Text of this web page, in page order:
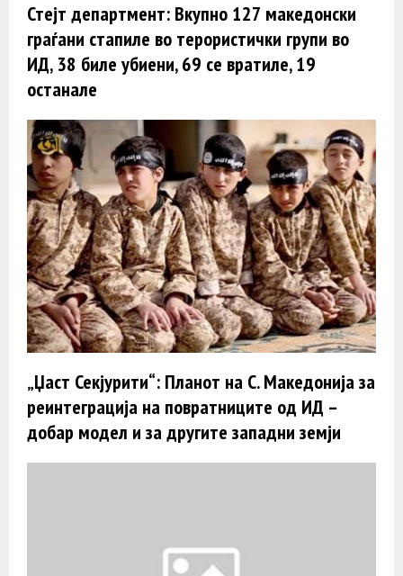
Стејт департмент: Вкупно 127 македонски
граѓани стапиле во терористички групи во
ИД, 38 биле убиени, 69 се вратиле, 19
останале
„Џаст Секјурити“: Планот на С. Македонија за
реинтеграција на повратниците од ИД –
добар модел и за другите западни земји